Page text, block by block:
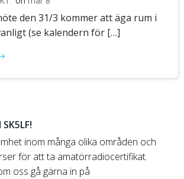
den 31/3 kommer att äga rum i
(se kalendern för […]
inom många olika områden och
för att ta amatörradiocertifikat.
oss gå gärna in på